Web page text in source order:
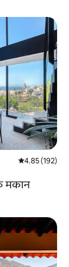
औसत रेटिंग 5 में से
4.85 (192)
मकान